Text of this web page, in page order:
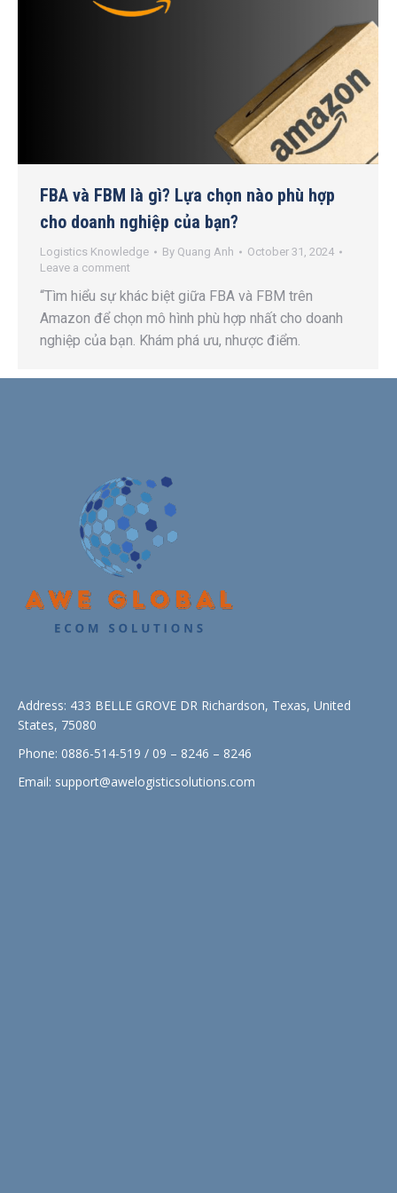
FBA và FBM là gì? Lựa chọn nào phù hợp
cho doanh nghiệp của bạn?
Logistics Knowledge By Quang Anh
October 31, 2024
Leave a comment
“Tìm hiểu sự khác biệt giữa FBA và FBM trên
Amazon để chọn mô hình phù hợp nhất cho doanh
nghiệp của bạn. Khám phá ưu, nhược điểm.
Address: 433 BELLE GROVE DR Richardson, Texas, United
States, 75080
Phone: 0886-514-519 / 09 – 8246 – 8246
Email: support@awelogisticsolutions.com